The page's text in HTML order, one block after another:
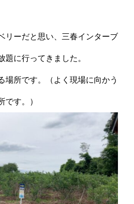
リーだと思い、三春インターブ
題に行ってきました。
場所です。（よく現場に向かう
です。）